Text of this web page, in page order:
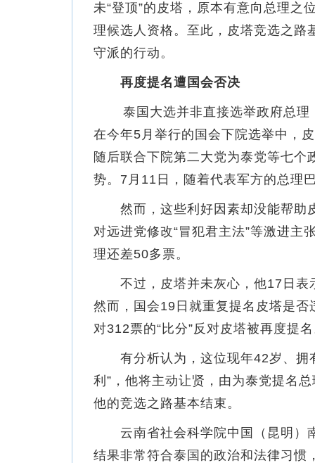
未“登顶”的皮塔，原本有意向总理之
理候选人资格。至此，皮塔竞选之路
守派的行动。
再度提名遭国会否决
泰国大选并非直接选举政府总理
在今年5月举行的国会下院选举中，
随后联合下院第二大党为泰党等七
势。7月11日，随着代表军方的总理
然而，这些利好因素却没能帮助
对远进党修改“冒犯君主法”等激进主
理还差50多票。
不过，皮塔并未灰心，他17日表
然而，国会19日就重复提名皮塔是
对312票的“比分”反对皮塔被再度提
有分析认为，这位现年42岁、拥
利”，他将主动让贤，由为泰党提名
他的竞选之路基本结束。
云南省社会科学院中国（昆明）
结果非常符合泰国的政治和法律习惯